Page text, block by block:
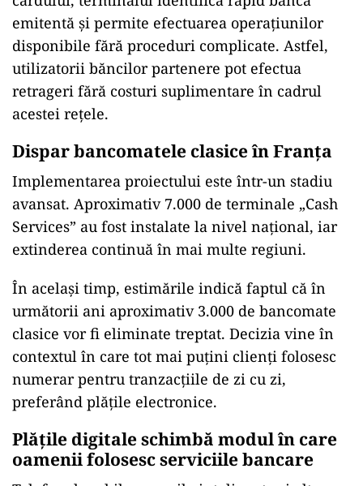
emitentă și permite efectuarea operațiunilor
disponibile fără proceduri complicate. Astfel,
utilizatorii băncilor partenere pot efectua
retrageri fără costuri suplimentare în cadrul
acestei rețele.
Dispar bancomatele clasice în Franța
Implementarea proiectului este într-un stadiu
avansat. Aproximativ 7.000 de terminale „Cash
Services” au fost instalate la nivel național, iar
extinderea continuă în mai multe regiuni.
În același timp, estimările indică faptul că în
următorii ani aproximativ 3.000 de bancomate
clasice vor fi eliminate treptat. Decizia vine în
contextul în care tot mai puțini clienți folosesc
numerar pentru tranzacțiile de zi cu zi,
preferând plățile electronice.
Plățile digitale schimbă modul în care
oamenii folosesc serviciile bancare